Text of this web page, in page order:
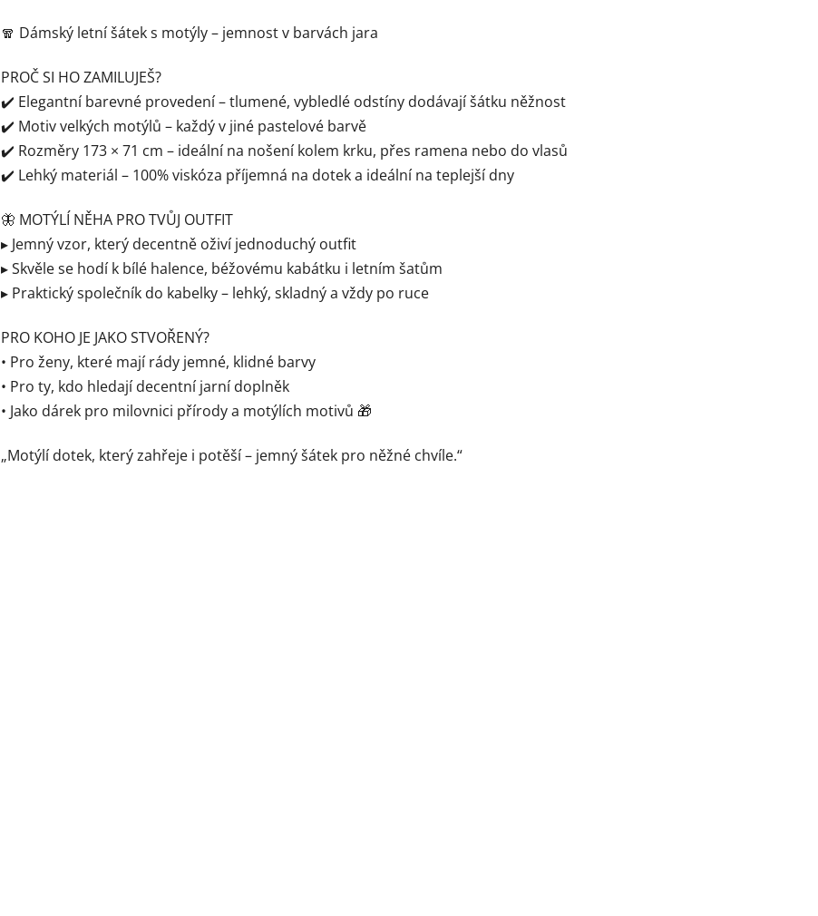
🧣 Dámský letní šátek s motýly – jemnost v barvách jara
PROČ SI HO ZAMILUJEŠ?
✔️ Elegantní barevné provedení – tlumené, vybledlé odstíny dodávají šátku něžnost
✔️ Motiv velkých motýlů – každý v jiné pastelové barvě
✔️ Rozměry 173 × 71 cm – ideální na nošení kolem krku, přes ramena nebo do vlasů
✔️ Lehký materiál – 100% viskóza příjemná na dotek a ideální na teplejší dny
🦋 MOTÝLÍ NĚHA PRO TVŮJ OUTFIT
▸ Jemný vzor, který decentně oživí jednoduchý outfit
▸ Skvěle se hodí k bílé halence, béžovému kabátku i letním šatům
▸ Praktický společník do kabelky – lehký, skladný a vždy po ruce
PRO KOHO JE JAKO STVOŘENÝ?
• Pro ženy, které mají rády jemné, klidné barvy
• Pro ty, kdo hledají decentní jarní doplněk
• Jako dárek pro milovnici přírody a motýlích motivů 🎁
„Motýlí dotek, který zahřeje i potěší – jemný šátek pro něžné chvíle.“